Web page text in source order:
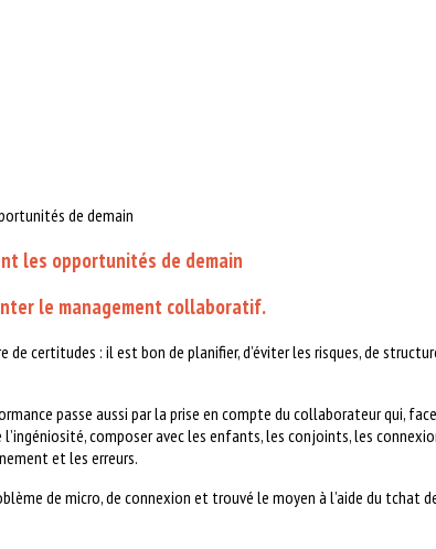
les opportunités de demain
le management collaboratif.
certitudes : il est bon de planifier, d’éviter les risques, de
passe aussi par la prise en compte du collaborateur qui,
composer avec les enfants, les conjoints, les
et les erreurs.
de micro, de connexion et trouvé le moyen à l’aide du